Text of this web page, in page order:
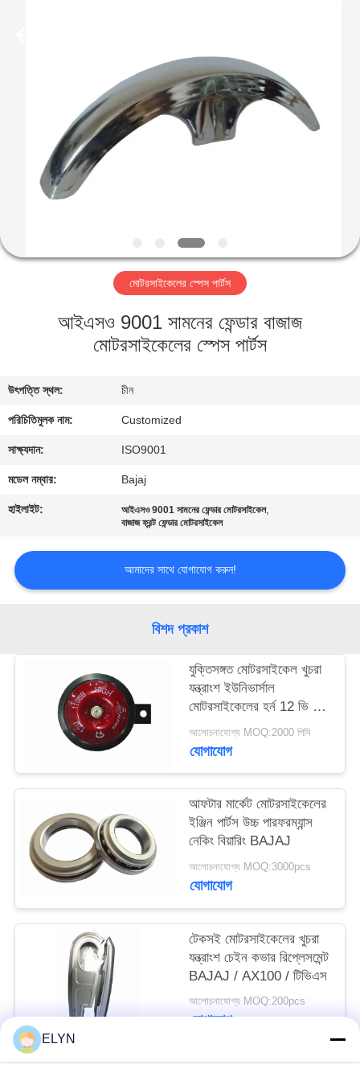
ভিডিও
আমাদের
সম্পর্কে
কারখানা
মান
নিয়ন্ত্রণ
উদ্ধৃতির
জন্য
সাইট
PRIVACY
POLICY
মোটরসাইকেলের স্পেস পার্টস
আইএসও 9001 সামনের ফেন্ডার বাজাজ
মোটরসাইকেলের স্পেস পার্টস
উৎপত্তি স্থল: চীন
পরিচিতিমুলক নাম: Customized
সাক্ষ্যদান: ISO9001
মডেল নম্বার: Bajaj
হাইলাইট: আইএসও 9001 সামনের ফেন্ডার মোটরসাইকেল,
বাজাজ ফ্রন্ট ফেন্ডার মোটরসাইকেল
আমাদের সাথে যোগাযোগ করুন!
বিশদ প্রকাশ
যুক্তিসঙ্গত মোটরসাইকেল খুচরা
যন্ত্রাংশ ইউনিভার্সাল
মোটরসাইকেলের হর্ন 12 ভি দীর্ঘ
আলোচনাযোগ্য MOQ:2000 পিসি
যোগাযোগ
আফটার মার্কেট মোটরসাইকেলের
ইঞ্জিন পার্টস উচ্চ পারফরম্যান্স
নেকিং বিয়ারিং BAJAJ
আলোচনাযোগ্য MOQ:3000pcs
যোগাযোগ
টেকসই মোটরসাইকেলের খুচরা
যন্ত্রাংশ চেইন কভার রিপ্লেসমেন্ট
BAJAJ / AX100 / টিভিএস
আলোচনাযোগ্য MOQ:200pcs
যোগাযোগ
ELYN